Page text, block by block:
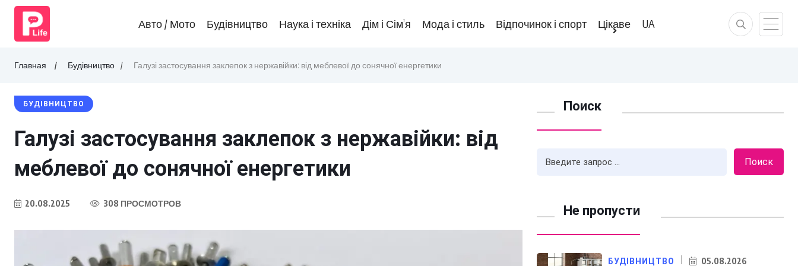
Авто / Мото Будівництво Наука і техніка Дім і Сім’я Мода і стиль Відпочинок і спорт Цікаве UA
Главная Будівництво Галузі застосування заклепок з нержавійки: від меблевої до сонячної енергетики
БУДІВНИЦТВО
Галузі застосування заклепок з нержавійки: від
меблевої до сонячної енергетики
20.08.2025 308 ПРОСМОТРОВ
Поиск
Поиск
Не пропусти
БУДІВНИЦТВО 05.08.2026